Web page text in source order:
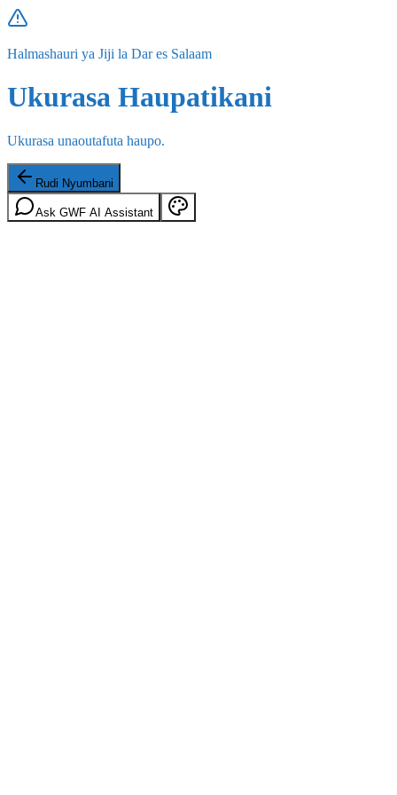
Halmashauri ya Jiji la Dar es Salaam
Ukurasa Haupatikani
Ukurasa unaoutafuta haupo.
Rudi Nyumbani
Ask GWF AI Assistant